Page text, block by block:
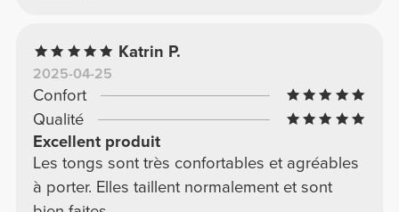
Katrin P.
2025-04-25
Confort
Qualité
Excellent produit
Les tongs sont très confortables et agréables
à porter. Elles taillent normalement et sont